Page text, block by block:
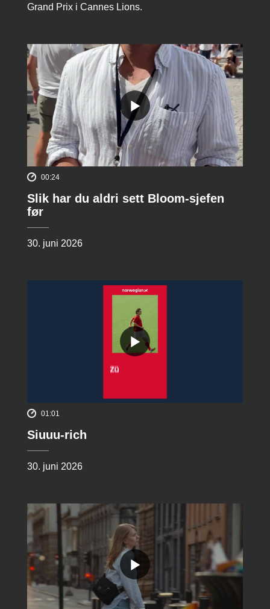
Grand Prix i Cannes Lions.
00:24
Slik har du aldri sett Bloom-sjefen
før
30. juni 2026
01:01
Siuuu-rich
30. juni 2026